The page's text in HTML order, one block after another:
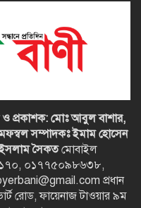
প্রকাশক: মোঃ আবুল বাশার,
সম্পাদকঃ ইমাম হোসেন
ইসলাম সৈকতমোবাইল
০১৭৭৫০৯৮৬৩৮,
প্রধান
রোড, ফায়েনাজ টাওয়ার ৯ম